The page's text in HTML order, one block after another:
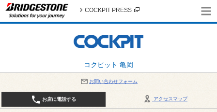
コクピット 亀岡
COCKPIT PRESS
お問い合わせフォーム
アクセスマップ
お店に電話する